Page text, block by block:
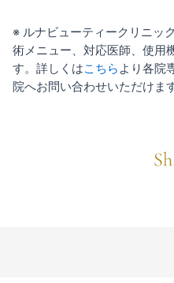
※ ルナビューティークリニッ
術メニュー、対応医師、使用
す。詳しくはこちら より各院
院へお問い合わせいただけま